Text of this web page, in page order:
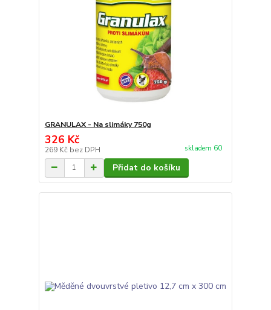
GRANULAX - Na slimáky 750g
326 Kč
269 Kč bez DPH skladem 60
Přidat do košíku